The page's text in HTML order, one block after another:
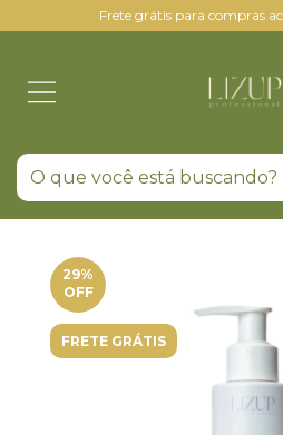
Frete grátis para compras
29%
OFF
FRETE GRÁTIS